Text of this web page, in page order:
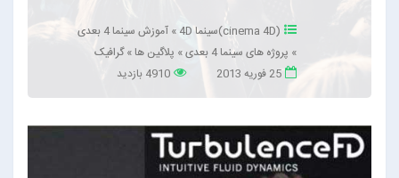
(cinema 4D)سینما 4D »آموزش سینما 4 بعدی
» پروژه های سینما 4 بعدی » پلاگین ها »گرافیک
25 فوریه 2013
4910 بازدید